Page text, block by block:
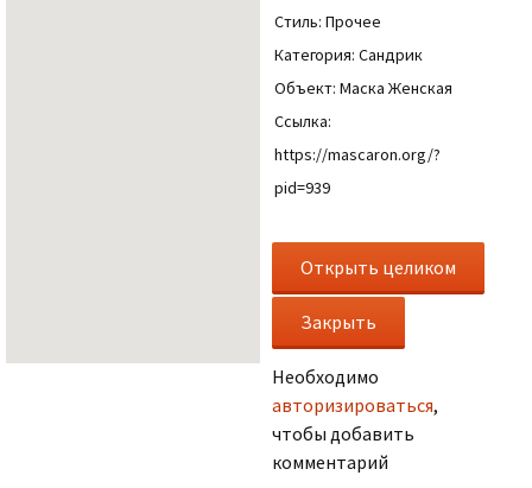
Стиль: Прочее
Категория: Сандрик
Объект: Маска Женская
Ссылка:
https://mascaron.org/?
pid=939
Необходимо
авторизироваться,
чтобы добавить
комментарий